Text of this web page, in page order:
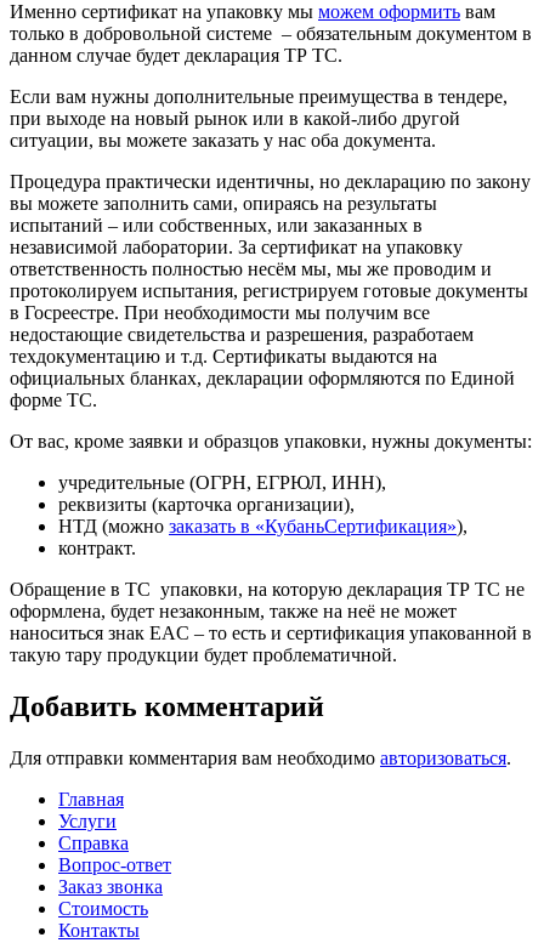
Именно сертификат на упаковку мы можем оформить вам
только в добровольной системе – обязательным документом в
данном случае будет декларация ТР ТС.
Если вам нужны дополнительные преимущества в тендере,
при выходе на новый рынок или в какой-либо другой
ситуации, вы можете заказать у нас оба документа.
Процедура практически идентичны, но декларацию по закону
вы можете заполнить сами, опираясь на результаты
испытаний – или собственных, или заказанных в
независимой лаборатории. За сертификат на упаковку
ответственность полностью несём мы, мы же проводим и
протоколируем испытания, регистрируем готовые документы
в Госреестре. При необходимости мы получим все
недостающие свидетельства и разрешения, разработаем
техдокументацию и т.д. Сертификаты выдаются на
официальных бланках, декларации оформляются по Единой
форме ТС.
От вас, кроме заявки и образцов упаковки, нужны документы:
учредительные (ОГРН, ЕГРЮЛ, ИНН),
реквизиты (карточка организации),
НТД (можно заказать в «КубаньСертификация»),
контракт.
Обращение в ТС упаковки, на которую декларация ТР ТС не
оформлена, будет незаконным, также на неё не может
наноситься знак EAC – то есть и сертификация упакованной в
такую тару продукции будет проблематичной.
Добавить комментарий
Для отправки комментария вам необходимо авторизоваться.
Главная
Услуги
Справка
Вопрос-ответ
Заказ звонка
Стоимость
Контакты